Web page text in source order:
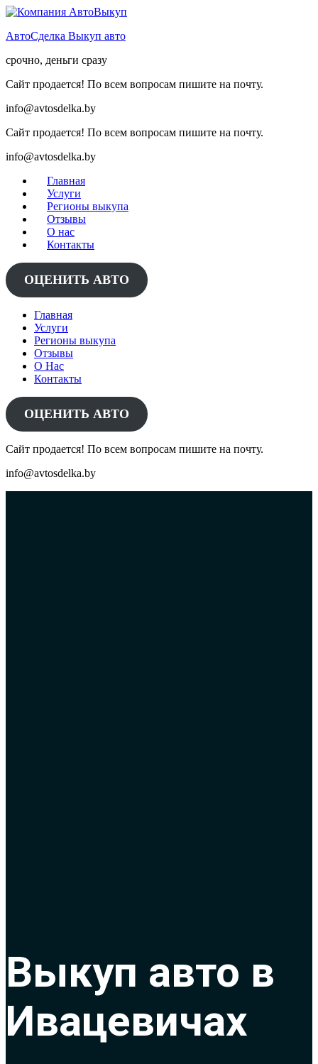
Skip
content
АвтоСделка Выкуп авто
срочно, деньги сразу
Сайт продается! По всем вопросам пишите на почту.
info@avtosdelka.by
Сайт продается! По всем вопросам пишите на почту.
info@avtosdelka.by
Главная
Услуги
Регионы выкупа
Отзывы
О нас
Контакты
ОЦЕНИТЬ АВТО
Главная
Услуги
Регионы выкупа
Отзывы
О Нас
Контакты
ОЦЕНИТЬ АВТО
Сайт продается! По всем вопросам пишите на почту.
info@avtosdelka.by
Выкуп авто в
Ивацевичах